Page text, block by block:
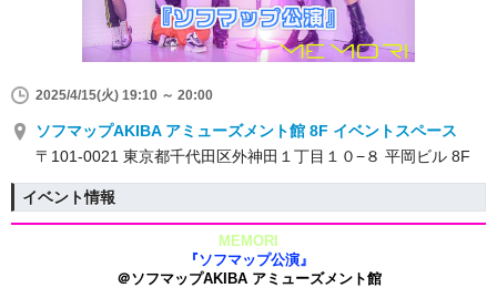
2025/4/15(火) 19:10 ～ 20:00
ソフマップAKIBA アミューズメント館 8F イベントスペース
〒101-0021 東京都千代田区外神田１丁目１０−８ 平岡ビル 8F
イベント情報
MEMORI
『ソフマップ公演』
＠ソフマップAKIBA アミューズメント館